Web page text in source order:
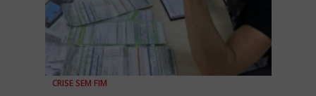
CRISE SEM FIM